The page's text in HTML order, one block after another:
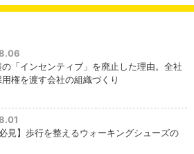
「インセンティブ」を廃止した理由。全社
用権を渡す会社の組織づくり
必見】歩行を整えるウォーキングシューズの